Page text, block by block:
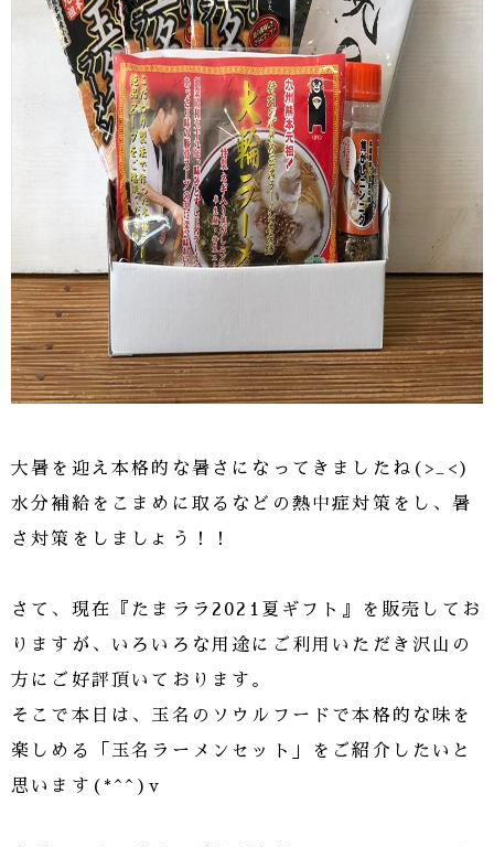
大暑を迎え本格的な暑さになってきましたね(>_<)
水分補給をこまめに取るなどの熱中症対策をし、暑
さ対策をしましょう！！
さて、現在『たまララ2021夏ギフト』を販売してお
りますが、いろいろな用途にご利用いただき沢山の
方にご好評頂いております。
そこで本日は、玉名のソウルフードで本格的な味を
楽しめる「玉名ラーメンセット」をご紹介したいと
思います(*^^)v